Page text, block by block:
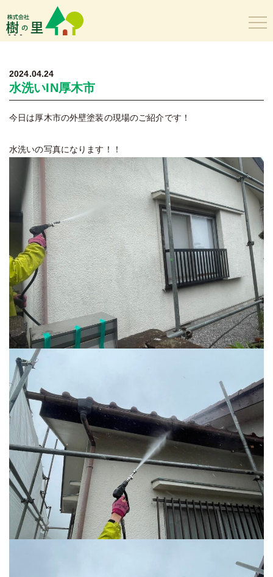
樹の里
2024.04.24
水洗いIN厚木市
今日は厚木市の外壁塗装の現場のご紹介です！
水洗いの写真になります！！